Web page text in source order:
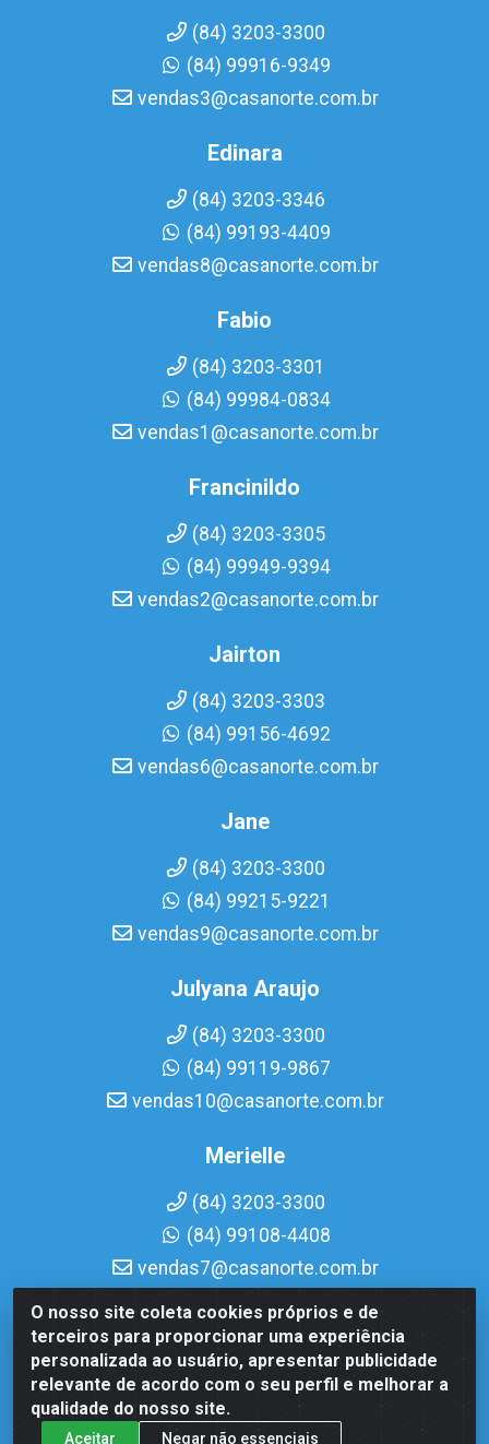
O nosso site coleta cookies próprios e de
terceiros para proporcionar uma experiência
personalizada ao usuário, apresentar publicidade
relevante de acordo com o seu perfil e melhorar a
qualidade do nosso site.
Aceitar Negar não essenciais
(84) 3203-3300
(84) 99916-9349
vendas3@casanorte.com.br
Edinara
(84) 3203-3346
(84) 99193-4409
vendas8@casanorte.com.br
Fabio
(84) 3203-3301
(84) 99984-0834
vendas1@casanorte.com.br
Francinildo
(84) 3203-3305
(84) 99949-9394
vendas2@casanorte.com.br
Jairton
(84) 3203-3303
(84) 99156-4692
vendas6@casanorte.com.br
Jane
(84) 3203-3300
(84) 99215-9221
vendas9@casanorte.com.br
Julyana Araujo
(84) 3203-3300
(84) 99119-9867
vendas10@casanorte.com.br
Merielle
(84) 3203-3300
(84) 99108-4408
vendas7@casanorte.com.br
Casa Norte LTDA - Av. Interventor Mário Câmara, 1815 -
Dix-Sept Rosado, Natal/RN - CEP 59054-600 - CNPJ
08.713.513/0001-51